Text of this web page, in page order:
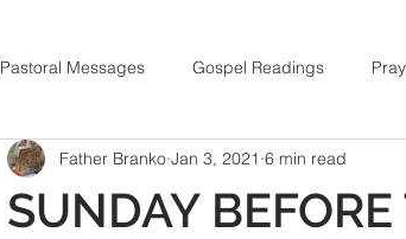
Pastoral Messages Gospel Readings
SUNDAY
Father Branko Jan 3, 2021 6 min read